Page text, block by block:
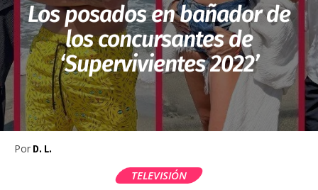
Los posados en bañador de
los concursantes de
‘Supervivientes 2022’
Por D. L.
TELEVISIÓN